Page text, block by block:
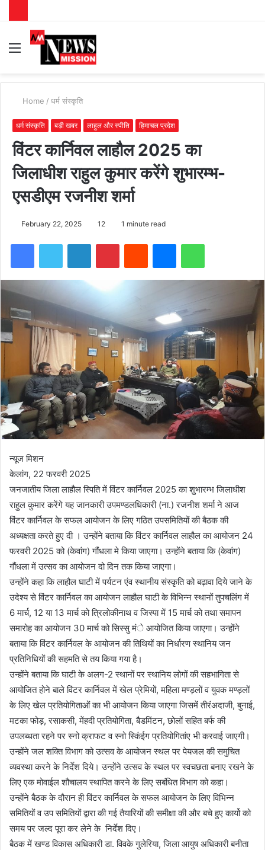
Menu
Home / धर्म संस्कृति
धर्म संस्कृति बड़ी खबर लाहुल और स्पीति हिमाचल प्रदेश
विंटर कार्निवल लाहौल 2025 का
जिलाधीश राहुल कुमार करेंगे शुभारम्भ-
एसडीएम रजनीश शर्मा
February 22, 2025 12 1 minute read
न्यूज मिशन
केलांग, 22 फरवरी 2025
जनजातीय जिला लाहौल स्पिति में विंटर कार्निवल 2025 का शुभारम्भ जिलाधीश
राहुल कुमार करेंगे यह जानकारी उपमण्डलधिकारी (ना.) रजनीश शर्मा ने आज
विंटर कार्निवल के सफल आयोजन के लिए गठित उपसमितियों की बैठक की
अध्यक्षता करते हुए दी । उन्होंने बताया कि विंटर कार्निवल लाहौल का आयोजन 24
फरवरी 2025 को (केवांग) गौंधला मे किया जाएगा। उन्होंने बताया कि (केवांग)
गौंधला में उत्सव का आयोजन दो दिन तक किया जाएगा।
उन्होंने कहा कि लाहौल घाटी में पर्यटन एंव स्थानीय संस्कृति को बढ़ावा दिये जाने के
उदेश्य से विंटर कार्निवल का आयोजन लाहौल घाटी के विभिन्न स्थानों तुपचलिंग में
6 मार्च, 12 या 13 मार्च को त्रिलोकीनाथ व जिस्पा में 15 मार्च को तथा समापन
समारोह का आयोजन 30 मार्च को सिस्सु मंे आयोजित किया जाएगा। उन्होंने
बताया कि विंटर कार्निवल के आयोजन की तिथियों का निर्धारण स्थानिय जन
प्रतिनिधियों की सहमति से तय किया गया है।
उन्होंने बताया कि घाटी के अलग-2 स्थानों पर स्थानिय लोगों की सहभागिता से
आयोजित होने बाले विंटर कार्निवल में खेल प्रेमियों, महिला मण्ड़लों व युवक मण्ड़लों
के लिए खेल प्रतियोगिताओं का भी आयोजन किया जाएगा जिसमें तीरंअदाजी, बुनाई,
मटका फोड़, रसाकसी, मेंहदी प्रतियोगिता, बैडमिंटन, छोलों सहित बर्फ की
उपलब्धता रहने पर स्नो क्राफट व स्नो स्किंईग प्रतियोगितांए भी करवाई जाएगी।
उन्होंने जल शक्ति विभाग को उत्सव के आयोजन स्थल पर पेयजल की समुचित
व्यवस्था करने के निर्देश दिये। उन्होंने उत्सव के स्थल पर स्वचछता बनाए रखने के
लिए एक मोवाईल शौचालय स्थापित करने के लिए सबंधित विभाग को कहा।
उन्होंने बैठक के दौरान ही विंटर कार्निवल के सफल आयोजन के लिए विभिन्न
समितियों व उप समितियों द्वारा की गई तैयारियों की समीक्षा की और बचे हुए कार्यो को
समय पर जल्द पूरा कर लेने के निर्देश दिए।
बैठक में खण्ड विकास अधिकारी डा. विवके गुलेरिया, जिला आयुष अधिकारी बनीता